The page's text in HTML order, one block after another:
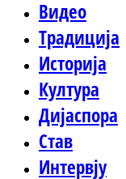
Видео
Традиција
Историја
Култура
Дијаспора
Став
Интервју